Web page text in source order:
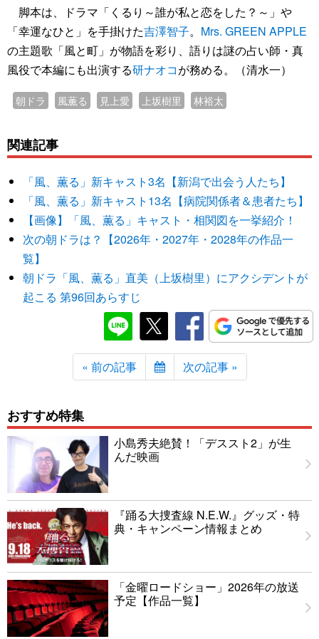
脚本は、ドラマ「くるり～誰が私と恋をした？～」や
「幸運なひと」を手掛けた吉澤智子。 Mrs. GREEN APPLE
の主題歌「風と町」が物語を彩り、語りは謎の占い師・真
風役で本編にも出演する研ナオコが務める。（清水一）
朝ドラ 風薫る 見上愛 上坂樹里 林裕太
関連記事
「風、薫る」新キャスト3名【新潟で出会う人たち】
「風、薫る」新キャスト13名【病院関係者＆患者たち】
【画像】「風、薫る」キャスト・相関図を一挙紹介！
次の朝ドラは？【2026年・2027年・2028年の作品一
覧】
朝ドラ「風、薫る」直美（上坂樹里）にアクシデントが
起こる 第96回あらすじ
« 前の記事 次の記事 »
おすすめ特集
小島秀夫絶賛！「デススト2」が生
んだ映画
『踊る大捜査線 N.E.W.』グッズ・特
典・キャンペーン情報まとめ
「金曜ロードショー」2026年の放送
予定【作品一覧】